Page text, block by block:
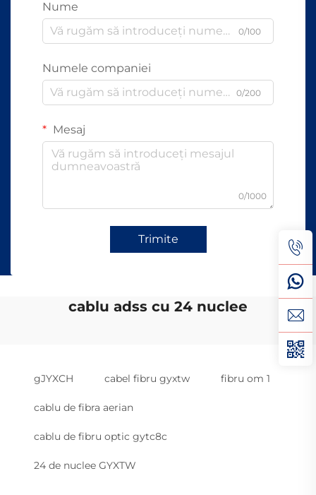
Nume
0/100
Numele companiei
0/200
Mesaj
0/1000
Trimite
cablu adss cu 24 nuclee
gJYXCH cabel fibru gyxtw fibru om 1
cablu de fibra aerian
cablu de fibru optic gytc8c
24 de nuclee GYXTW